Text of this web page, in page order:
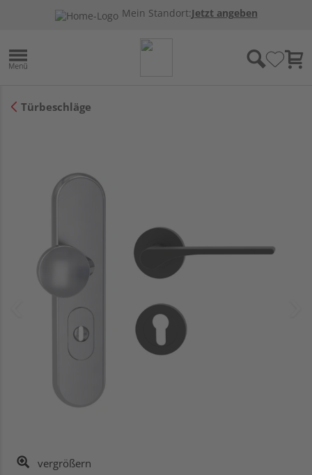
Mein Standort:Jetzt angeben
Türbeschläge
vergrößern